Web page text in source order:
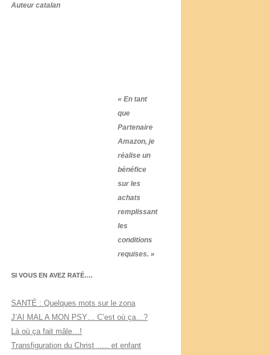
Auteur catalan
« En tant
que
Partenaire
Amazon, je
réalise un
bénéfice
sur les
achats
remplissant
les
conditions
requises. »
SI VOUS EN AVEZ RATÉ….
SANTÉ : Quelques mots sur le zona
J’AI MAL A MON PSY… C’est où ça…?
Là où ça fait mâle…!
Transfiguration du Christ ….. et enfant